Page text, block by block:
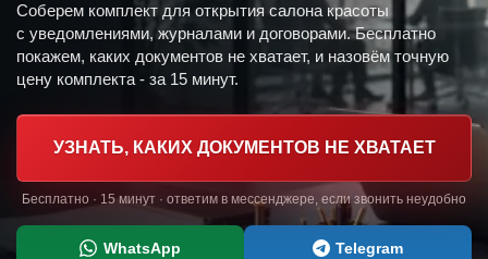
Соберем комплект для открытия салона красоты
с уведомлениями, журналами и договорами. Бесплатно
покажем, каких документов не хватает, и назовём точную
цену комплекта - за 15 минут.
УЗНАТЬ, КАКИХ ДОКУМЕНТОВ НЕ ХВАТАЕТ
Бесплатно · 15 минут · ответим в мессенджере, если звонить неудобно
WhatsApp Telegram